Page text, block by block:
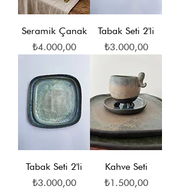
Seramik Çanak
Fiyat
₺4.000,00
Tabak Seti 2'li
Fiyat
₺3.000,00
Tabak Seti 2'li
Fiyat
₺3.000,00
Kahve Seti
Fiyat
₺1.500,00